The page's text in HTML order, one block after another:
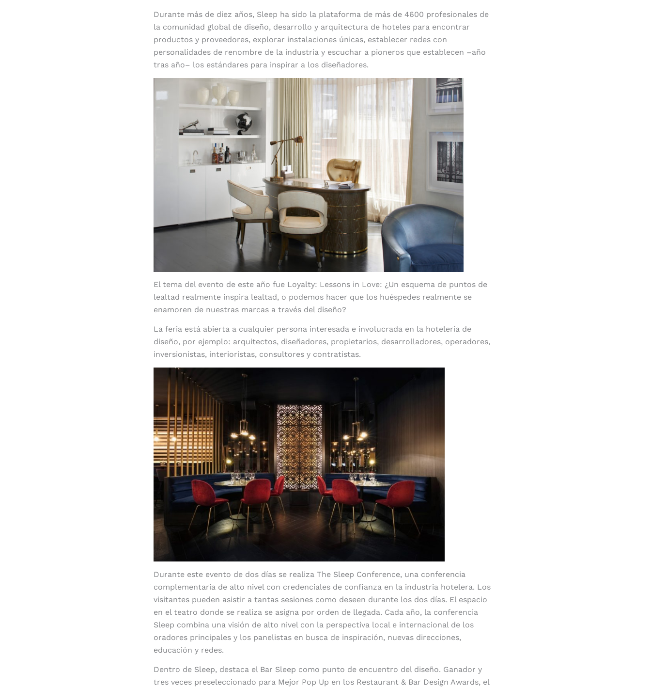
Durante más de diez años, Sleep ha sido la plataforma de más de 4600 profesionales de
la comunidad global de diseño, desarrollo y arquitectura de hoteles para encontrar
productos y proveedores, explorar instalaciones únicas, establecer redes con
personalidades de renombre de la industria y escuchar a pioneros que establecen –año
tras año– los estándares para inspirar a los diseñadores.
El tema del evento de este año fue Loyalty: Lessons in Love: ¿Un esquema de puntos de
lealtad realmente inspira lealtad, o podemos hacer que los huéspedes realmente se
enamoren de nuestras marcas a través del diseño?
La feria está abierta a cualquier persona interesada e involucrada en la hotelería de
diseño, por ejemplo: arquitectos, diseñadores, propietarios, desarrolladores, operadores,
inversionistas, interioristas, consultores y contratistas.
Durante este evento de dos días se realiza The Sleep Conference, una conferencia
complementaria de alto nivel con credenciales de confianza en la industria hotelera. Los
visitantes pueden asistir a tantas sesiones como deseen durante los dos días. El espacio
en el teatro donde se realiza se asigna por orden de llegada. Cada año, la conferencia
Sleep combina una visión de alto nivel con la perspectiva local e internacional de los
oradores principales y los panelistas en busca de inspiración, nuevas direcciones,
educación y redes.
Dentro de Sleep, destaca el Bar Sleep como punto de encuentro del diseño. Ganador y
tres veces preseleccionado para Mejor Pop Up en los Restaurant & Bar Design Awards, el